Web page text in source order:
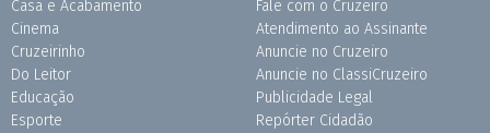
Casa e Acabamento
Cinema
Cruzeirinho
Do Leitor
Educação
Esporte
Fale com o Cruzeiro
Atendimento ao Assinante
Anuncie no Cruzeiro
Anuncie no ClassiCruzeiro
Publicidade Legal
Repórter Cidadão